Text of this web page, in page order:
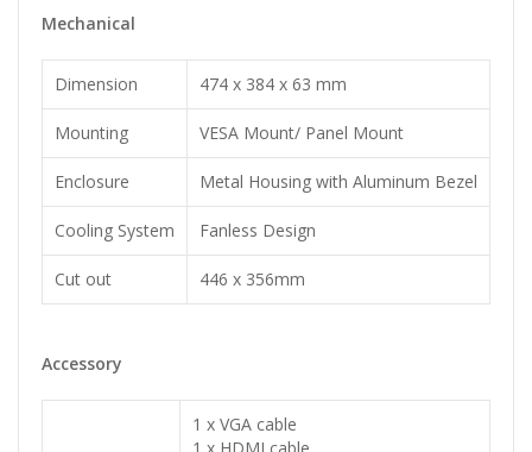
Mechanical
Dimension 474 x 384 x 63 mm
Mounting VESA Mount/ Panel Mount
Enclosure Metal Housing with Aluminum Bezel
Cooling System Fanless Design
Cut out 446 x 356mm
Accessory
1 x VGA cable